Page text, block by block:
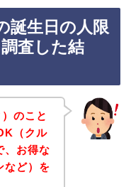
誕生日の人限
査した結
のこと
（クル
、お得な
など）を